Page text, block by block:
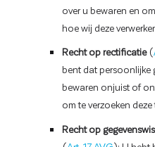
over u bewaren en
hoe wij deze
Recht op rectificatie(
bent dat persoonlijke
bewaren onjuist of
om te verzoeken
Recht op